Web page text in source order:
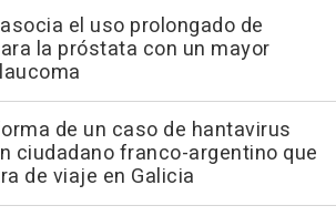
el uso prolongado de
la próstata con un mayor
de un caso de hantavirus
ciudadano franco-argentino que
de viaje en Galicia